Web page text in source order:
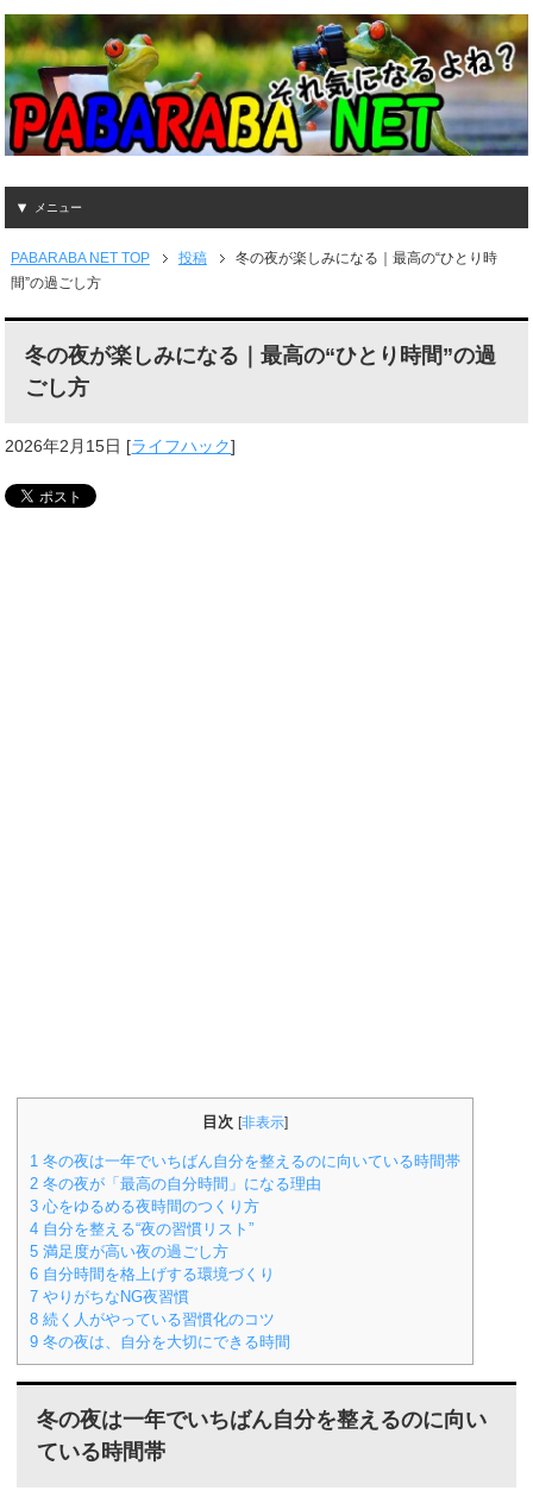
メニュー
PABARABA NET TOP 投稿
冬の夜が楽しみになる｜最高の“ひとり時
間”の過ごし方
冬の夜が楽しみになる｜最高の“ひとり時間”の過
ごし方
2026年2月15日 [ライフハック]
目次 [非表示]
1 冬の夜は一年でいちばん自分を整えるのに向いている時間帯
2 冬の夜が「最高の自分時間」になる理由
3 心をゆるめる夜時間のつくり方
4 自分を整える“夜の習慣リスト”
5 満足度が高い夜の過ごし方
6 自分時間を格上げする環境づくり
7 やりがちなNG夜習慣
8 続く人がやっている習慣化のコツ
9 冬の夜は、自分を大切にできる時間
冬の夜は一年でいちばん自分を整えるのに向い
ている時間帯